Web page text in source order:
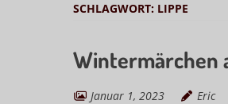
SCHLAGWORT: LIPPE
Wintermärchen
Januar 1, 2023 Eric